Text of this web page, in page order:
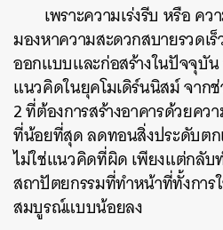
เพราะความเร่งรีบ หรือ คว
มองหาความสะดวกสบายรวดเร็
ออกแบบและก่อสร้างในปัจจุบั
แนวคิดในยุคโมเดิร์นนิสม์ จาก
2 ที่ต้องการสร้างอาคารด้วยคว
ที่น้อยที่สุด ลดทอนสิ่งประดับต
ไม่ใช่แนวคิดที่ผิด เพียงแต่กลับ
สถาปัตยกรรมที่ทำหน้าที่ทั้งการ
สมบูรณ์แบบน้อยลง